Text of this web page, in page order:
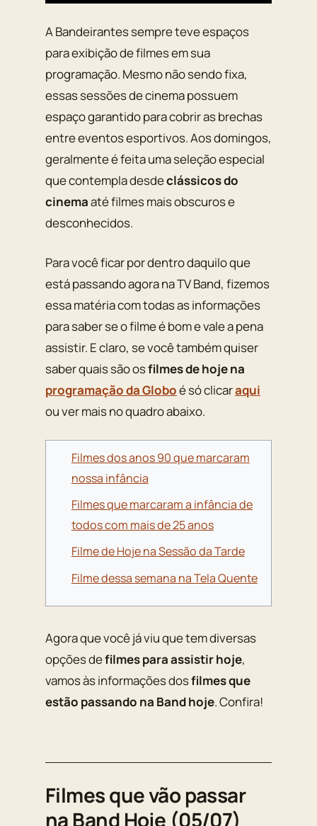
A Bandeirantes sempre teve espaços
para exibição de filmes em sua
programação. Mesmo não sendo fixa,
essas sessões de cinema possuem
espaço garantido para cobrir as brechas
entre eventos esportivos. Aos domingos,
geralmente é feita uma seleção especial
que contempla desdeclássicos do
cinemaaté filmes mais obscuros e
desconhecidos.
Para você ficar por dentro daquilo que
está passando agora na TV Band, fizemos
essa matéria com todas as informações
para saber se o filme é bom e vale a pena
assistir. E claro, se você também quiser
saber quais são osfilmes de hoje na
programação da Globoé só clicaraqui
ou ver mais no quadro abaixo.
Filmes dos anos 90 que marcaram
nossa infância
Filmes que marcaram a infância de
todos com mais de 25 anos
Filme de Hoje na Sessão da Tarde
Filme dessa semana na Tela Quente
Agora que você já viu que tem diversas
opções defilmes para assistir hoje,
vamos às informações dosfilmes que
estão passando na Band hoje. Confira!
Filmes que vão passar
na Band Hoje (05/07)